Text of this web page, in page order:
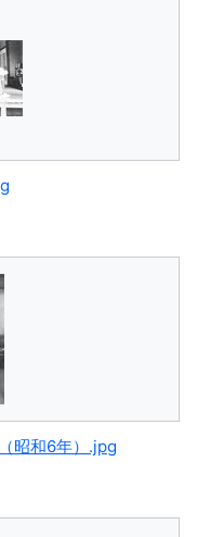
昭和6年）.jpg